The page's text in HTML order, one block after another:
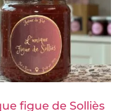
figue de Solliès